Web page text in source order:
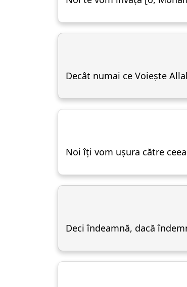
Decât numai ce Voiește
Noi îți vom ușura către
Deci îndeamnă, dacă